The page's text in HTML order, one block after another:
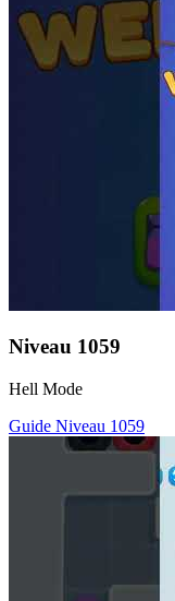
Niveau 1059
Hell Mode
Guide Niveau 1059